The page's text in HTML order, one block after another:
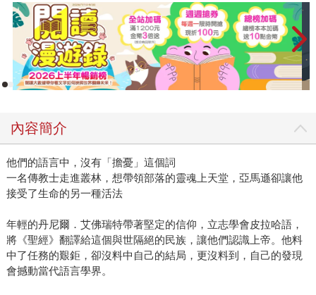
內容簡介
他們的語言中，沒有「擔憂」這個詞
一名傳教士走進叢林，想帶領部落的靈魂上天堂，亞馬遜卻讓他
接受了生命的另一種活法
年輕的丹尼爾．艾佛瑞特帶著堅定的信仰，立志學會皮拉哈語，
將《聖經》翻譯給這個與世隔絕的民族，讓他們認識上帝。他料
中了任務的艱鉅，卻沒料中自己的結局，更沒料到，自己的發現
會撼動當代語言學界。